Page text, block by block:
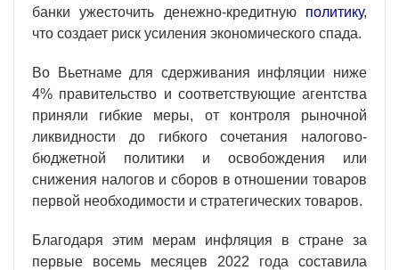
банки ужесточить денежно-кредитную политику,
что создает риск усиления экономического спада.
Во Вьетнаме для сдерживания инфляции ниже
4% правительство и соответствующие агентства
приняли гибкие меры, от контроля рыночной
ликвидности до гибкого сочетания налогово-
бюджетной политики и освобождения или
снижения налогов и сборов в отношении товаров
первой необходимости и стратегических товаров.
Благодаря этим мерам инфляция в стране за
первые восемь месяцев 2022 года составила